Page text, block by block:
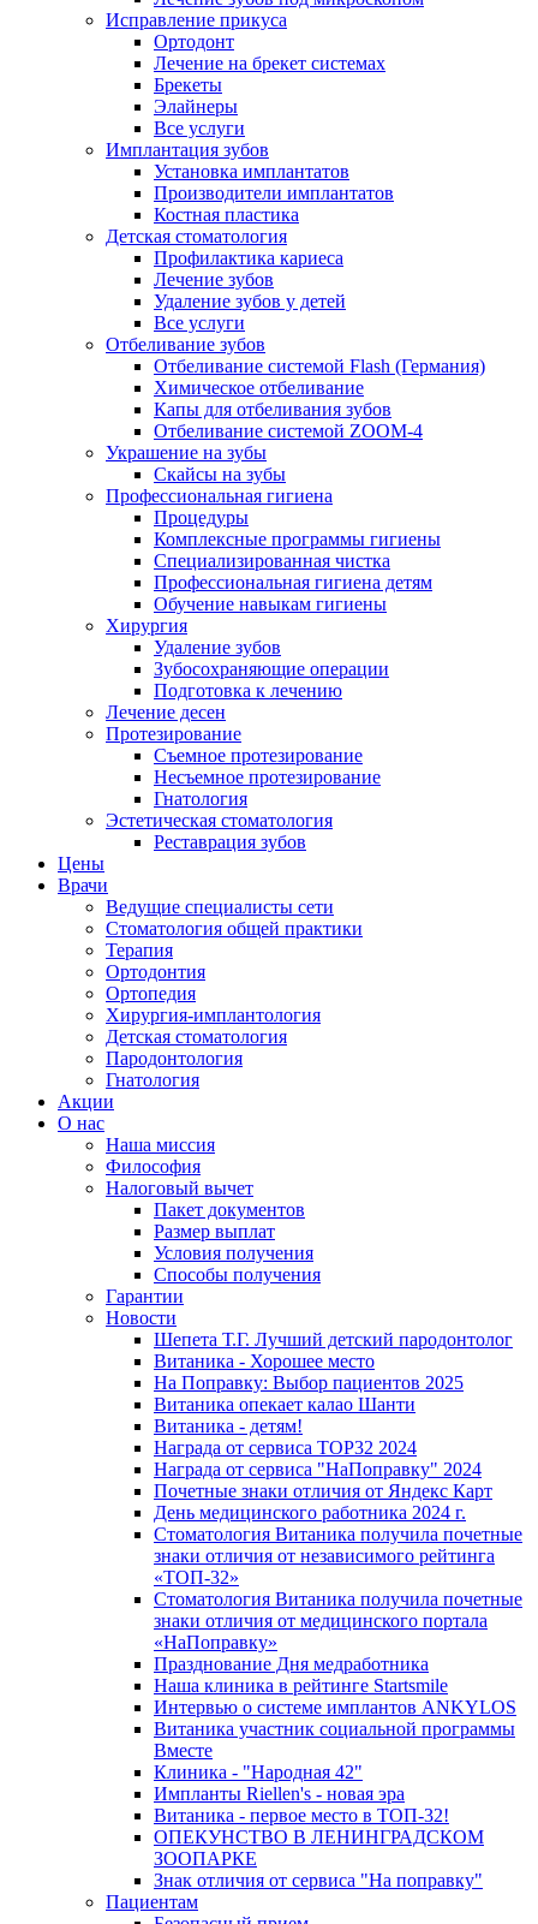
Исправление прикуса
Ортодонт
Лечение на брекет системах
Брекеты
Элайнеры
Все услуги
Имплантация зубов
Установка имплантатов
Производители имплантатов
Костная пластика
Детская стоматология
Профилактика кариеса
Лечение зубов
Удаление зубов у детей
Все услуги
Отбеливание зубов
Отбеливание системой Flash (Германия)
Химическое отбеливание
Капы для отбеливания зубов
Отбеливание системой ZOOM-4
Украшение на зубы
Скайсы на зубы
Профессиональная гигиена
Процедуры
Комплексные программы гигиены
Специализированная чистка
Профессиональная гигиена детям
Обучение навыкам гигиены
Хирургия
Удаление зубов
Зубосохраняющие операции
Подготовка к лечению
Лечение десен
Протезирование
Съемное протезирование
Несъемное протезирование
Гнатология
Эстетическая стоматология
Реставрация зубов
Цены
Врачи
Ведущие специалисты сети
Стоматология общей практики
Терапия
Ортодонтия
Ортопедия
Хирургия-имплантология
Детская стоматология
Пародонтология
Гнатология
Акции
О нас
Наша миссия
Философия
Налоговый вычет
Пакет документов
Размер выплат
Условия получения
Способы получения
Гарантии
Новости
Шепета Т.Г. Лучший детский пародонтолог
Витаника - Хорошее место
На Поправку: Выбор пациентов 2025
Витаника опекает калао Шанти
Витаника - детям!
Награда от сервиса TOP32 2024
Награда от сервиса "НаПоправку" 2024
Почетные знаки отличия от Яндекс Карт
День медицинского работника 2024 г.
Стоматология Витаника получила почетные
знаки отличия от независимого рейтинга
«ТОП-32»
Стоматология Витаника получила почетные
знаки отличия от медицинского портала
«НаПоправку»
Празднование Дня медработника
Наша клиника в рейтинге Startsmile
Интервью о системе имплантов ANKYLOS
Витаника участник социальной программы
Вместе
Клиника - "Народная 42"
Импланты Riellen's - новая эра
Витаника - первое место в ТОП-32!
ОПЕКУНСТВО В ЛЕНИНГРАДСКОМ
ЗООПАРКЕ
Знак отличия от сервиса "На поправку"
Пациентам